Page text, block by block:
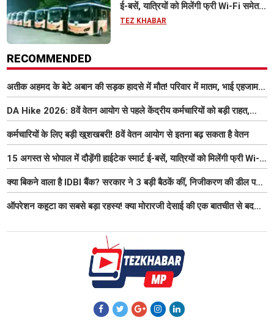
ई-बसें, यात्रियों को मिलेंगी फ्री Wi-Fi समेत
आधुनिक सुविधा
TEZ KHABAR
RECOMMENDED
अतीक अहमद के बेटे अबान की सड़क हादसे में मौत! परिवार में मातम, भाई एहजाम ने
क्या कहा? जानिए पूरा मामला
DA Hike 2026: 8वें वेतन आयोग से पहले केंद्रीय कर्मचारियों को बड़ी राहत,
महंगाई भत्ता 63% होने की संभावना
कर्मचारियों के लिए बड़ी खुशखबरी! 8वें वेतन आयोग से इतना बढ़ सकता है वेतन
15 अगस्त से भोपाल में दौड़ेंगी हाईटेक स्मार्ट ई-बसें, यात्रियों को मिलेंगी फ्री Wi-
Fi समेत आधुनिक सुविधा
क्या बिकने वाला है IDBI बैंक? सरकार ने 3 बड़ी बैठकें कीं, निजीकरण की डील पर
बढ़ी हलचल
ऑपरेशन कहूटा का सबसे बड़ा रहस्य! क्या मोरारजी देसाई की एक बातचीत से बदल